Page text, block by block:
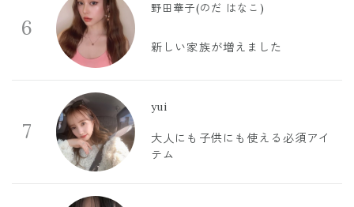
6
野田華子(のだ はなこ)
新しい家族が増えました
7
yui
大人にも子供にも使える必須アイ
テム